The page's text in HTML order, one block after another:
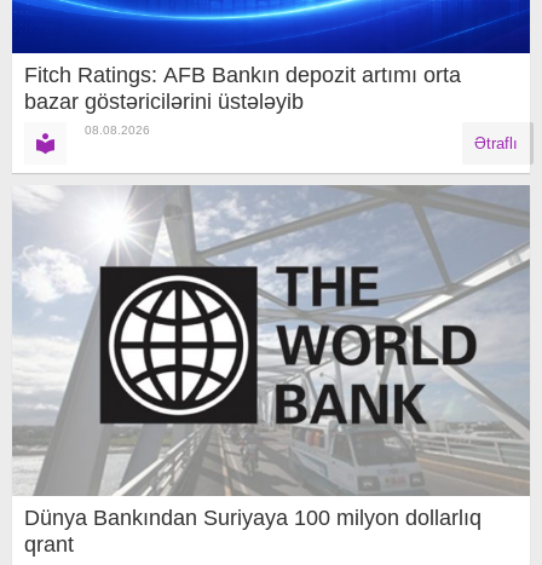
Fitch Ratings: AFB Bankın depozit artımı orta
bazar göstəricilərini üstələyib
08.08.2026
Ətraflı
Dünya Bankından Suriyaya 100 milyon dollarlıq
qrant